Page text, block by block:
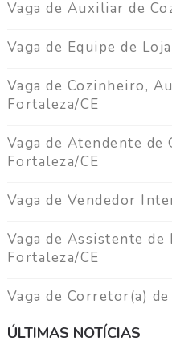
Vaga de Auxiliar de
Vaga de Equipe de
Vaga de Cozinheiro,
Fortaleza/CE
Vaga de Atendente de
Fortaleza/CE
Vaga de Vendedor
Vaga de Assistente de
Fortaleza/CE
Vaga de Corretor(a)
ÚLTIMAS NOTÍCIAS